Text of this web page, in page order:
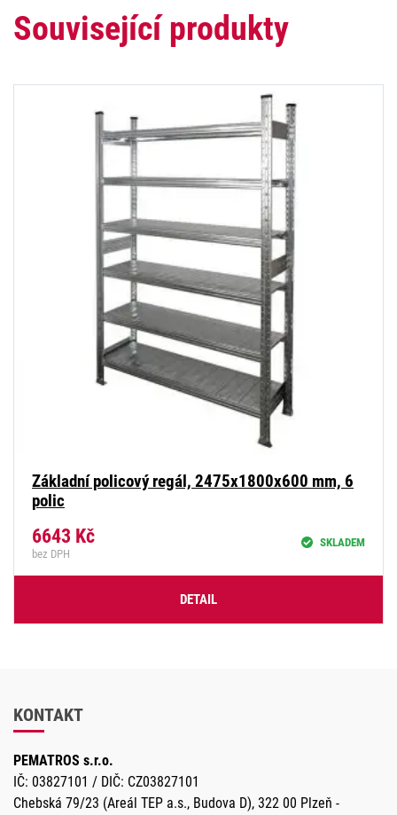
Související produkty
Základní policový regál, 2475x1800x600 mm, 6
polic
6643 Kč
bez DPH
SKLADEM
DETAIL
KONTAKT
PEMATROS s.r.o.
IČ: 03827101 / DIČ: CZ03827101
Chebská 79/23 (Areál TEP a.s., Budova D), 322 00 Plzeň -